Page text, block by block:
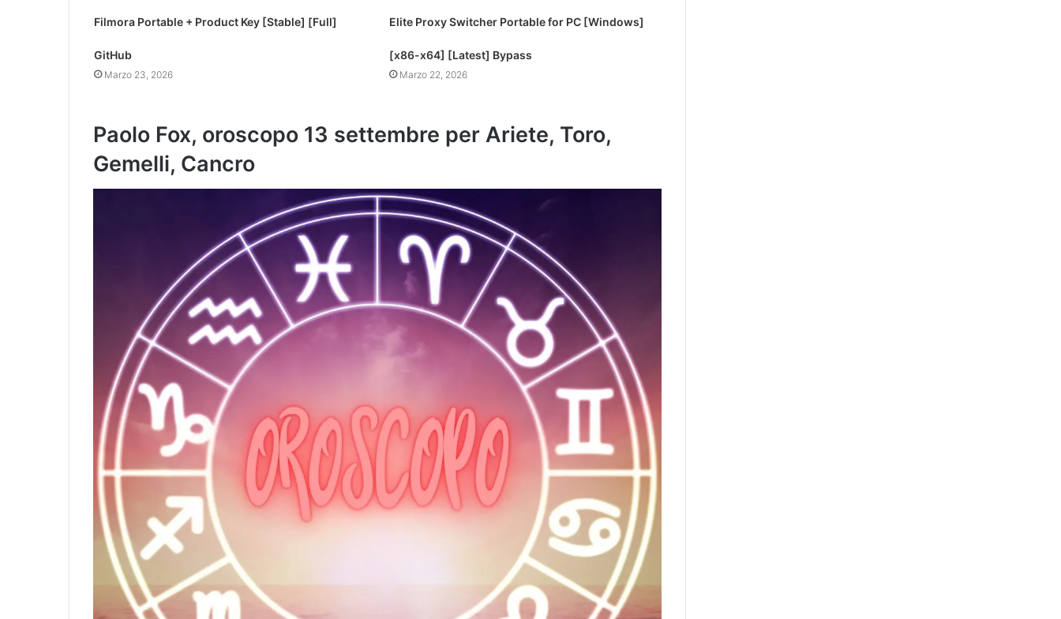
Filmora Portable + Product Key [Stable] [Full]
GitHub
Marzo 23, 2026
Elite Proxy Switcher Portable for PC [Windows]
[x86-x64] [Latest] Bypass
Marzo 22, 2026
Paolo Fox, oroscopo 13 settembre per Ariete, Toro,
Gemelli, Cancro